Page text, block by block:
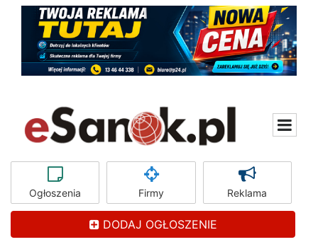
Ogłoszenia Firmy Reklama
DODAJ OGŁOSZENIE